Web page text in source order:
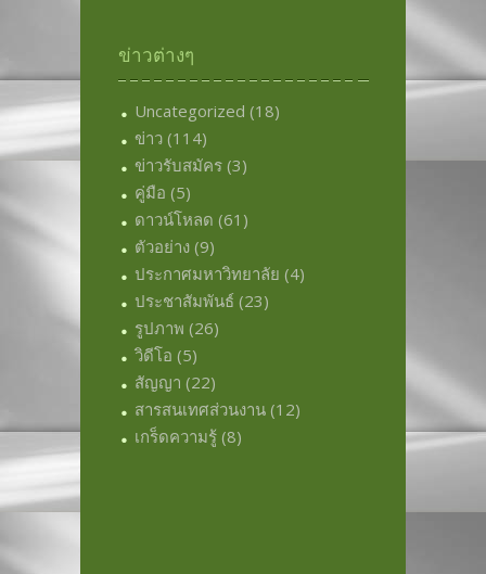
ข่าวต่างๆ
Uncategorized (18)
ข่าว (114)
ข่าวรับสมัคร (3)
คู่มือ (5)
ดาวน์โหลด (61)
ตัวอย่าง (9)
ประกาศมหาวิทยาลัย (4)
ประชาสัมพันธ์ (23)
รูปภาพ (26)
วิดีโอ (5)
สัญญา (22)
สารสนเทศส่วนงาน (12)
เกร็ดความรู้ (8)